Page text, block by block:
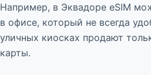
Например, в Эквадоре eSIM
в офисе, который не всегда
уличных киосках продают
карты.